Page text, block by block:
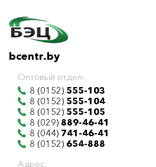
bcentr.by
Оптовый отдел:
8 (0152) 555-103
8 (0152) 555-104
8 (0152) 555-105
8 (029) 889-46-41
8 (044) 741-46-41
8 (0152) 654-888
Адрес: